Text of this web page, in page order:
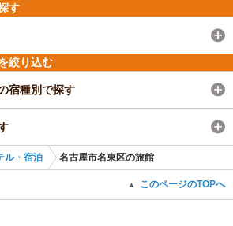
す
絞り込む
宿種別で探す
ル・宿泊 名古屋市名東区の旅館
▲ このページのTOPへ